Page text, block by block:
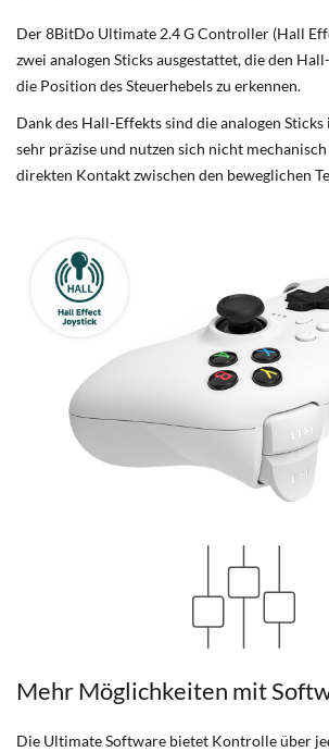
Der 8BitDo Ultimate 2.4 G Controller (Hall
zwei analogen Sticks ausgestattet, die den
die Position des Steuerhebels zu erkennen.
Dank des Hall-Effekts sind die analogen
sehr präzise und nutzen sich nicht mechanisch
direkten Kontakt zwischen den beweglichen
Mehr Möglichkeiten mit
Die Ultimate Software bietet Kontrolle über